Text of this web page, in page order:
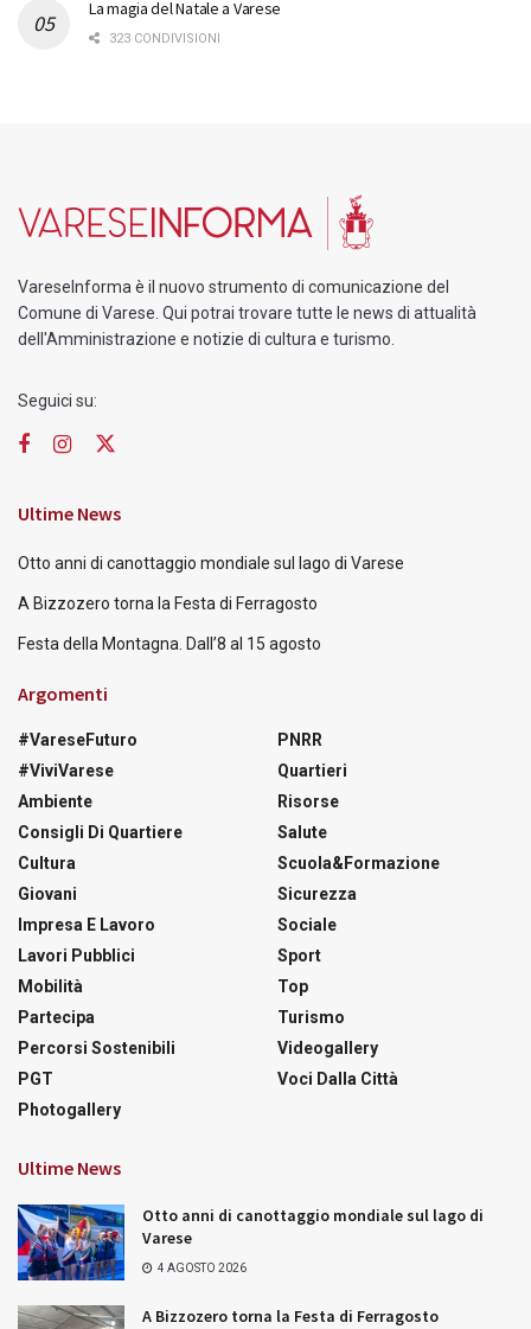
La magia del Natale a Varese
323 CONDIVISIONI
VareseInforma è il nuovo strumento di comunicazione del
Comune di Varese. Qui potrai trovare tutte le news di attualità
dell'Amministrazione e notizie di cultura e turismo.
Seguici su:
Ultime News
Otto anni di canottaggio mondiale sul lago di Varese
A Bizzozero torna la Festa di Ferragosto
Festa della Montagna. Dall’8 al 15 agosto
Argomenti
#VareseFuturo
#ViviVarese
Ambiente
Consigli Di Quartiere
Cultura
Giovani
Impresa E Lavoro
Lavori Pubblici
Mobilità
Partecipa
Percorsi Sostenibili
PGT
Photogallery
PNRR
Quartieri
Risorse
Salute
Scuola&Formazione
Sicurezza
Sociale
Sport
Top
Turismo
Videogallery
Voci Dalla Città
Ultime News
Otto anni di canottaggio mondiale sul lago di
Varese
4 AGOSTO 2026
A Bizzozero torna la Festa di Ferragosto